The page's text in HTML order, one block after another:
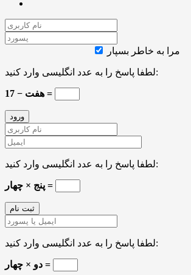
مرا به خاطر بسپار
لطفا پاسخ را به عدد انگلیسی وارد کنید:
17 − هفت =
لطفا پاسخ را به عدد انگلیسی وارد کنید:
پنج × چهار =
لطفا پاسخ را به عدد انگلیسی وارد کنید:
دو × چهار =